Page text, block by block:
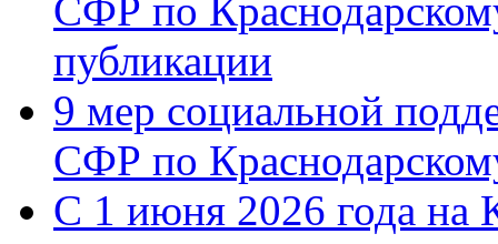
СФР по
публикации
9 мер социальной
СФР по
С 1 июня 2026 года на